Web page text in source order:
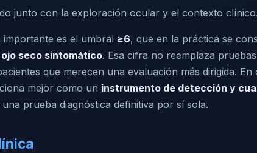
junto con la exploración ocular y el contexto clínico.
es el umbral ≥6, que en la práctica se
seco sintomático. Esa cifra no reemplaza
que merecen una evaluación más dirigida. En
mejor como un instrumento de detección y
prueba diagnóstica definitiva por sí sola.